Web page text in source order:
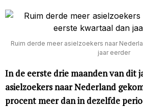
Ruim derde meer asielzoekers naar
jaar eerder
In de eerste drie maanden van dit
asielzoekers naar Nederland
procent meer dan in dezelfde